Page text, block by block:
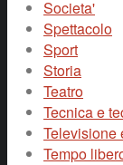
Societa'
Spettacolo
Sport
Storia
Teatro
Tecnica e
Televisione
Tempo